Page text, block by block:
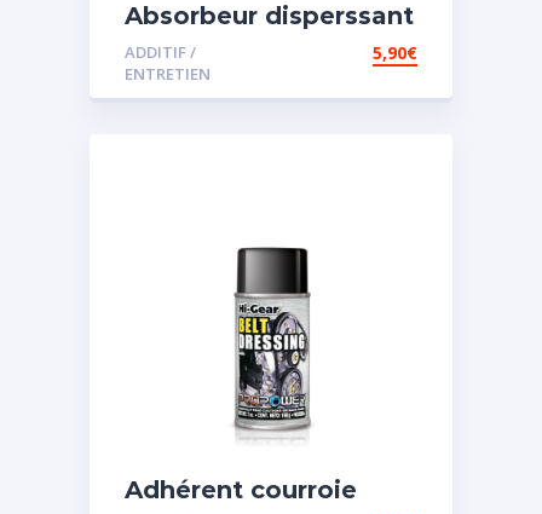
Absorbeur disperssant
d’eau pour carburant
ADDITIF /
ENTRETIEN
5,90€
Adhérent courroie